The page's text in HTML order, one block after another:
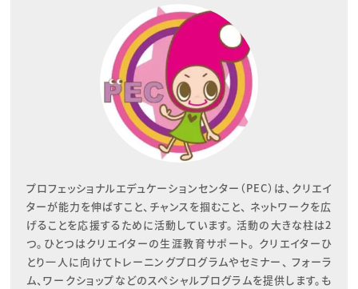
プロフェッショナルエデュケーションセンター（PEC）は、クリエイ
ターが能力を伸ばすこと、チャンスを掴むこと、 ネットワークを広
げることを応援するために活動しています。 活動の大きな柱は2
つ。ひとつはクリエイターの生涯教育サポート。 クリエイターひ
とり一人に向けてトレーニングプログラムやセミナー、 フォーラ
ム、ワークショップなどのスペシャルプログラムを提供します。も